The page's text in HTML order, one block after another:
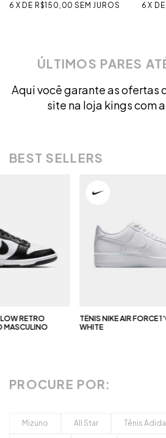
6 X DE R$150,00 SEM JUROS 6 X DE
ÚLTIMOS PARES
Aqui você garante as ofertas
site na loja kings com
BEST SELLERS
TÊNIS NIKE AIR FORCE 1 '07
WHITE
PROCURE POR:
Mizuno All Star Tênis